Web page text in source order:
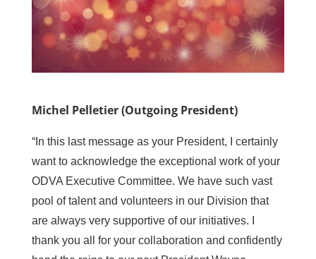
Michel Pelletier (Outgoing President)
“In this last message as your President, I certainly
want to acknowledge the exceptional work of your
ODVA Executive Committee. We have such vast
pool of talent and volunteers in our Division that
are always very supportive of our initiatives. I
thank you all for your collaboration and confidently